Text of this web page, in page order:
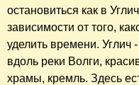
остановиться как в
зависимости от того,
уделить времени. Углич
вдоль реки Волги,
храмы, кремль. Здесь